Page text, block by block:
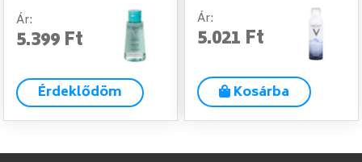
Ár:
5.399 Ft
Érdeklődöm
Ár:
5.021 Ft
Kosárba